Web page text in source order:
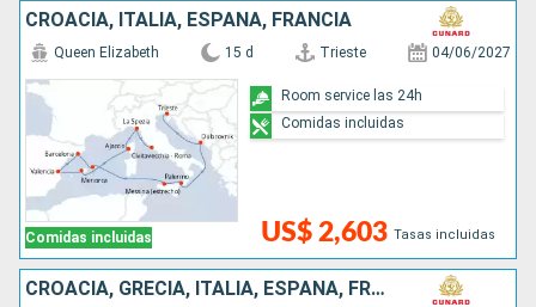
CROACIA, ITALIA, ESPAÑA, FRANCIA
Comidas incluidas
Queen Elizabeth 15 d Trieste 04/06/2027
US$ 2,603 Tasas incluidas
Room service las 24h
Comidas incluidas
CROACIA, GRECIA, ITALIA, ESPAÑA, FRANCIA